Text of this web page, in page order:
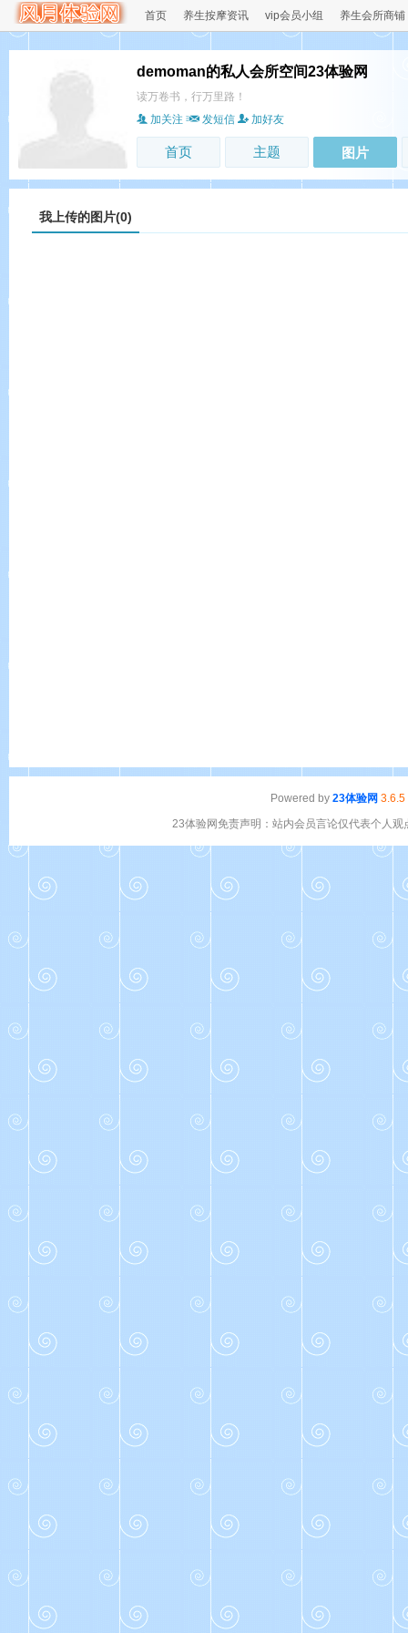
首页 养生按摩资讯 vip会员小组 养生会所商铺
demoman的私人会所空间23体验网
读万卷书，行万里路！
加关注
发短信 加好友
首页 主题 图片
我上传的图片(0)
Powered by 23体验网 3.6.5
23体验网免责声明：站内会员言论仅代表个人